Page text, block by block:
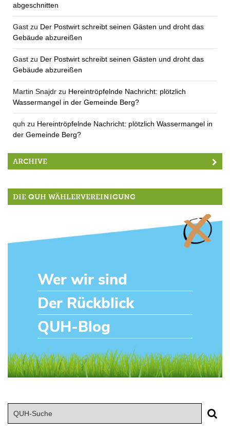
abgeschnitten
Gast zu Der Postwirt schreibt seinen Gästen und droht das
Gebäude abzureißen
Gast zu Der Postwirt schreibt seinen Gästen und droht das
Gebäude abzureißen
Martin Snajdr zu Hereintröpfelnde Nachricht: plötzlich
Wassermangel in der Gemeinde Berg?
quh zu Hereintröpfelnde Nachricht: plötzlich Wassermangel in
der Gemeinde Berg?
ARCHIVE
DIE QUH WÄHLERVEREINIGUNG
Wer wir sind
Der Rückblick
QUH-Blog